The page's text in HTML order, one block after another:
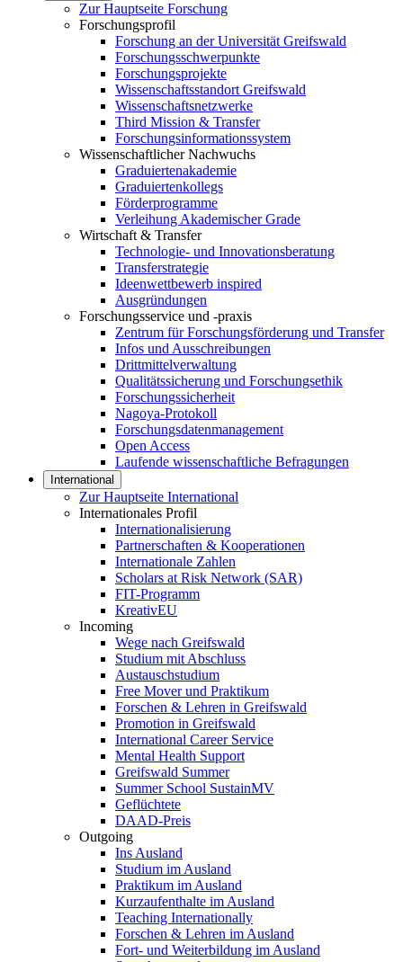
Zur Hauptseite Forschung
Forschungsprofil
Forschung an der Universität Greifswald
Forschungsschwerpunkte
Forschungsprojekte
Wissenschaftsstandort Greifswald
Wissenschaftsnetzwerke
Third Mission & Transfer
Forschungsinformationssystem
Wissenschaftlicher Nachwuchs
Graduiertenakademie
Graduiertenkollegs
Förderprogramme
Verleihung Akademischer Grade
Wirtschaft & Transfer
Technologie- und Innovationsberatung
Transferstrategie
Ideenwettbewerb inspired
Ausgründungen
Forschungsservice und -praxis
Zentrum für Forschungsförderung und Transfer
Infos und Ausschreibungen
Drittmittelverwaltung
Qualitätssicherung und Forschungsethik
Forschungssicherheit
Nagoya-Protokoll
Forschungsdatenmanagement
Open Access
Laufende wissenschaftliche Befragungen
International
Zur Hauptseite International
Internationales Profil
Internationalisierung
Partnerschaften & Kooperationen
Internationale Zahlen
Scholars at Risk Network (SAR)
FIT-Programm
KreativEU
Incoming
Wege nach Greifswald
Studium mit Abschluss
Austauschstudium
Free Mover und Praktikum
Forschen & Lehren in Greifswald
Promotion in Greifswald
International Career Service
Mental Health Support
Greifswald Summer
Summer School SustainMV
Geflüchtete
DAAD-Preis
Outgoing
Ins Ausland
Studium im Ausland
Praktikum im Ausland
Kurzaufenthalte im Ausland
Teaching Internationally
Forschen & Lehren im Ausland
Fort- und Weiterbildung im Ausland